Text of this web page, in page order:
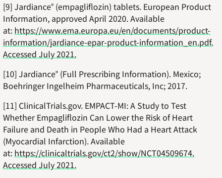
[9] Jardiance® (empagliflozin) tablets. European Product
Information, approved April 2020. Available
at: https://www.ema.europa.eu/en/documents/product-
information/jardiance-epar-product-information_en.pdf.
Accessed July 2021.
[10] Jardiance® (Full Prescribing Information). Mexico;
Boehringer Ingelheim Pharmaceuticals, Inc; 2017.
[11] ClinicalTrials.gov. EMPACT-MI: A Study to Test
Whether Empagliflozin Can Lower the Risk of Heart
Failure and Death in People Who Had a Heart Attack
(Myocardial Infarction). Available
at: https://clinicaltrials.gov/ct2/show/NCT04509674.
Accessed July 2021.